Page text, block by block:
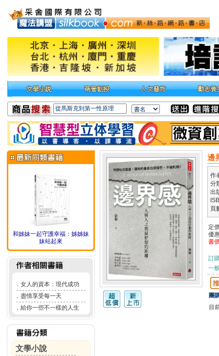
和姊妹一起守護幸福：姊姊妹
妹站起來
． 女人的資本：現代成功
． 盡情享受每一天
． 給你一些不一樣的人生
文學小說
邊
作
分
出
頁
定
優
書
訂
一
團
目